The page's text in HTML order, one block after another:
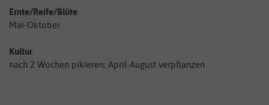
Ernte/Reife/Blüte
Mai-Oktober
Kultur
nach 2 Wochen pikieren; April-August verpflanzen